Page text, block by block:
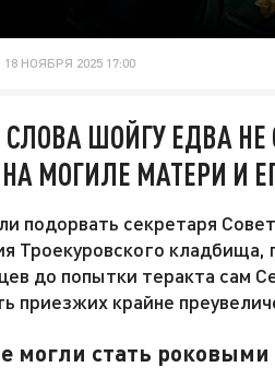
18 НОЯБРЯ 2025 17:00
ШОЙГУ ЕДВА
МОГИЛЕ МАТЕРИ И
подорвать секретаря
Троекуровского кладбища,
до попытки теракта сам
приезжих крайне
могли стать роковыми